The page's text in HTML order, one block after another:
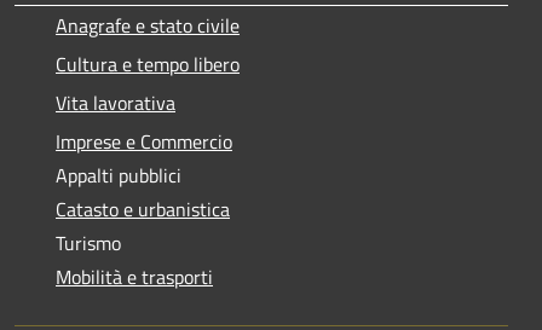
Anagrafe e stato civile
Cultura e tempo libero
Vita lavorativa
Imprese e Commercio
Appalti pubblici
Catasto e urbanistica
Turismo
Mobilità e trasporti